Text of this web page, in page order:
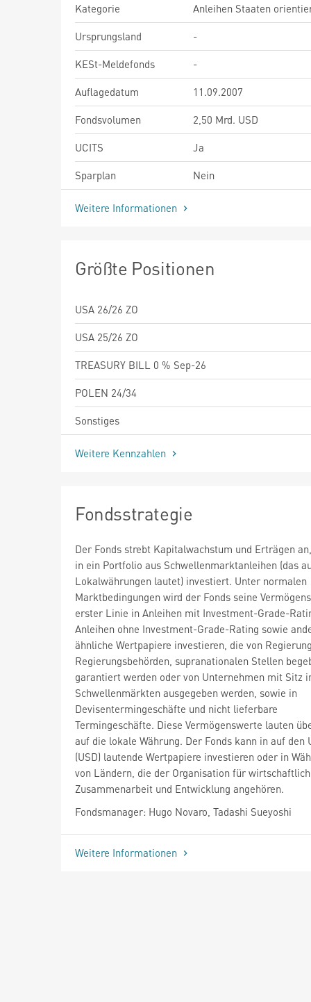
Kategorie
Anleihen Staaten
Ursprungsland
-
KESt-Meldefonds
-
Auflagedatum
11.09.2007
Fondsvolumen
2,50 Mrd. USD
UCITS
Ja
Sparplan
Nein
Weitere Informationen
Größte Positionen
USA 26/26 ZO
USA 25/26 ZO
TREASURY BILL 0 % Sep-26
POLEN 24/34
Sonstiges
Weitere Kennzahlen
Fondsstrategie
Der Fonds strebt Kapitalwachstum und Erträgen
in ein Portfolio aus Schwellenmarktanleihen (das
Lokalwährungen lautet) investiert. Unter normalen
Marktbedingungen wird der Fonds seine
erster Linie in Anleihen mit Investment-Grade-
Anleihen ohne Investment-Grade-Rating sowie
ähnliche Wertpapiere investieren, die von
Regierungsbehörden, supranationalen Stellen
garantiert werden oder von Unternehmen mit Sitz
Schwellenmärkten ausgegeben werden, sowie in
Devisentermingeschäfte und nicht lieferbare
Termingeschäfte. Diese Vermögenswerte lauten
auf die lokale Währung. Der Fonds kann in auf den
(USD) lautende Wertpapiere investieren oder in
von Ländern, die der Organisation für
Zusammenarbeit und Entwicklung angehören.
Fondsmanager: Hugo Novaro, Tadashi Sueyoshi
Weitere Informationen